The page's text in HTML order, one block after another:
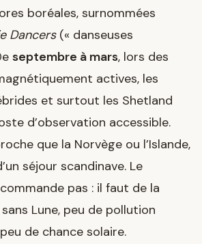
boréales, surnommées
Dancers(« danseuses
septembre à mars, lors des
actives, les
et surtout les Shetland
d’observation accessible.
que la Norvège ou l’Islande,
séjour scandinave. Le
pas : il faut de la
Lune, peu de pollution
de chance solaire.